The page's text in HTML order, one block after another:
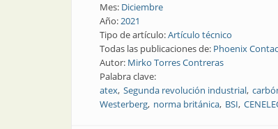
Mes: Diciembre
Año:2021
Tipo de artículo:Artículo técnico
Todas las publicaciones de: Phoenix
Autor: Mirko Torres Contreras
Palabra clave:
atex Segunda revolución industrial
Westerberg norma británica BSI